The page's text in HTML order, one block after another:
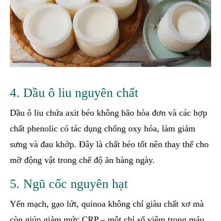
4. Dầu ô liu nguyên chất
Dầu ô liu chứa axit béo không bão hòa đơn và các hợp
chất phenolic có tác dụng chống oxy hóa, làm giảm
sưng và đau khớp. Đây là chất béo tốt nên thay thế cho
mỡ động vật trong chế độ ăn hàng ngày.
5. Ngũ cốc nguyên hạt
Yến mạch, gạo lứt, quinoa không chỉ giàu chất xơ mà